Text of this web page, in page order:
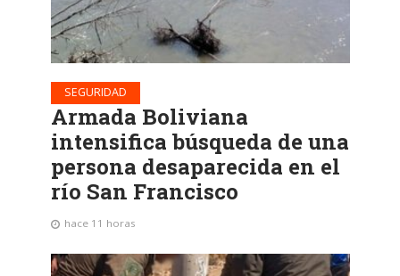
SEGURIDAD
Armada Boliviana
intensifica búsqueda de una
persona desaparecida en el
río San Francisco
hace 11 horas